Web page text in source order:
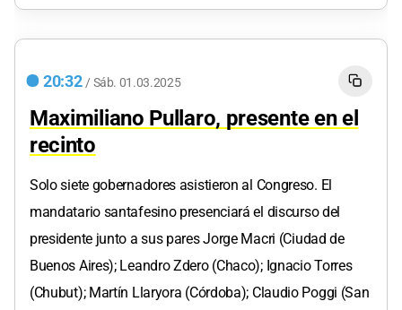
20:32 / Sáb. 01.03.2025
Maximiliano Pullaro, presente en el
recinto
Solo siete gobernadores asistieron al Congreso. El
mandatario santafesino presenciará el discurso del
presidente junto a sus pares Jorge Macri (Ciudad de
Buenos Aires); Leandro Zdero (Chaco); Ignacio Torres
(Chubut); Martín Llaryora (Córdoba); Claudio Poggi (San